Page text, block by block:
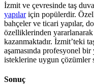
İzmit ve çevresinde taş
yapılariçin popülerdir.
bahçeler ve ticari yapılar,
özelliklerinden
kazanmaktadır. İzmit’teki
aşamasında profesyonel
isteklerine uygun çözümler
Sonuç